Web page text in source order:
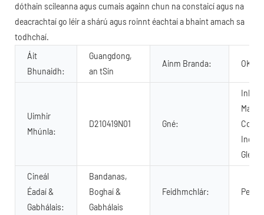
dóthain scileanna agus cumais againn chun na constaicí agus na
deacrachtaí go léir a shárú agus roinnt éachtaí a bhaint amach sa
todhchaí.
Áit
Bhunaidh:
Guangdong,
an tSín
Ainm Branda:
Uimhir
Mhúnla:
D210419N01 Gné:
Cineál
Éadaí &
Gabhálais:
Bandanas,
Boghaí &
Gabhálais
Feidhmchlár: Peata